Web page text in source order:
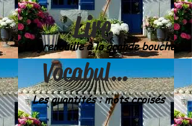
Lire
Vocabulaire
La grenouille à la grande bouche
Les quantités : mots croisés